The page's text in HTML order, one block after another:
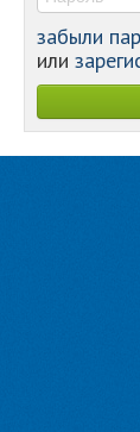
забыли
или